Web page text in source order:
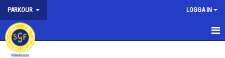
PARKOUR LOGGA IN
HEM